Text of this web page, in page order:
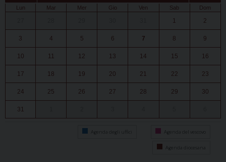
Lun Mar Mer Gio Ven Sab Dom
1 2
3 4 5 6 7 8 9
10 11 12 13 14 15 16
17 18 19 20 21 22 23
24 25 26 27 28 29 30
31
Agenda degli uffici Agenda del vescovo
Agenda diocesana